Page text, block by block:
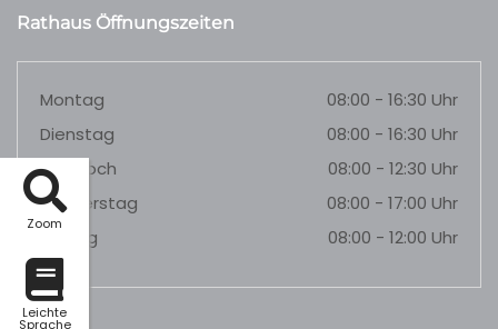
Zoom
Leichte
Sprache
Rathaus Öffnungszeiten
Montag
08:00 - 16:30 Uhr
Dienstag
08:00 - 16:30 Uhr
Mittwoch
08:00 - 12:30 Uhr
Donnerstag
08:00 - 17:00 Uhr
Freitag
08:00 - 12:00 Uhr